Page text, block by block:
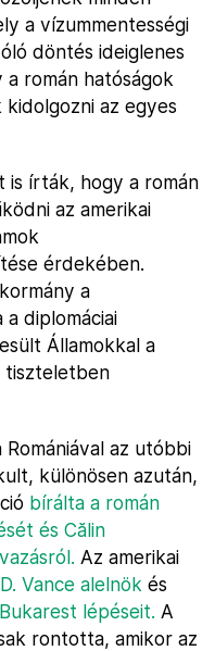
a vízummentességi
döntés ideiglenes
román hatóságok
az egyes
is írták, hogy a román
az amerikai
érdekében.
a
diplomáciai
Államokkal a
tiszteletben
az utóbbi
különösen azután,
bírálta a román
és Călin
Az amerikai
Vance alelnök és
lépéseit. A
rontotta, amikor az